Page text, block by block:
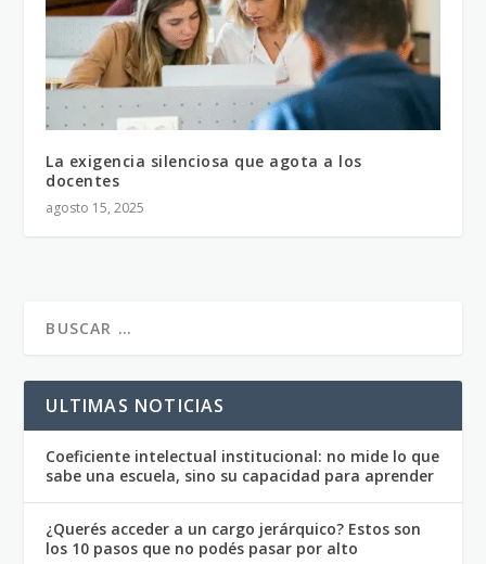
La exigencia silenciosa que agota a los
docentes
agosto 15, 2025
ULTIMAS NOTICIAS
Coeficiente intelectual institucional: no mide lo que
sabe una escuela, sino su capacidad para aprender
¿Querés acceder a un cargo jerárquico? Estos son
los 10 pasos que no podés pasar por alto